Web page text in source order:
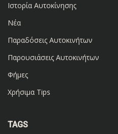
Ιστορία Αυτοκίνησης
Νέα
Παραδόσεις Αυτοκινήτων
Παρουσιάσεις Αυτοκινήτων
Φήμες
Χρήσιμα Tips
TAGS